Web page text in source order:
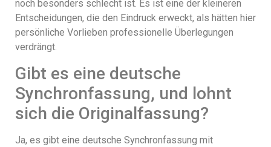
noch besonders schlecht ist. Es ist eine der kleineren
Entscheidungen, die den Eindruck erweckt, als hätten hier
persönliche Vorlieben professionelle Überlegungen
verdrängt.
Gibt es eine deutsche
Synchronfassung, und lohnt
sich die Originalfassung?
Ja, es gibt eine deutsche Synchronfassung mit